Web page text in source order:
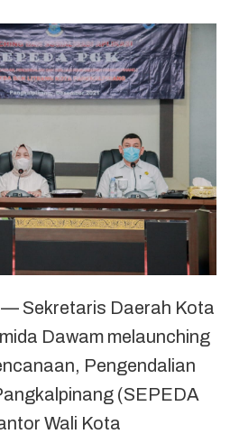
Sekretaris Daerah Kota
Dawam melaunching
Pengendalian
(SEPEDA
Wali Kota